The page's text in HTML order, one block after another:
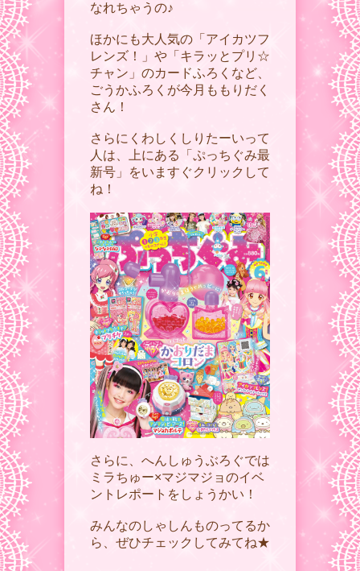
なれちゃうの♪
ほかにも大人気の「アイカツフ
レンズ！」や「キラッとプリ☆
チャン」のカードふろくなど、
ごうかふろくが今月ももりだく
さん！
さらにくわしくしりたーいって
人は、上にある「ぷっちぐみ最
新号」をいますぐクリックして
ね！
さらに、へんしゅうぶろぐでは
ミラちゅー×マジマジョのイベ
ントレポートをしょうかい！
みんなのしゃしんものってるか
ら、ぜひチェックしてみてね★